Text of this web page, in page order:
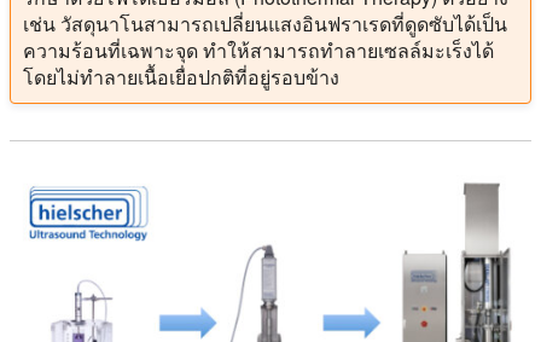
เช่น วัสดุนาโนสามารถเปลี่ยนแสงอินฟราเรดที่ดูดซับได้เป็น
ความร้อนที่เฉพาะจุด ทำให้สามารถทำลายเซลล์มะเร็งได้
โดยไม่ทำลายเนื้อเยื่อปกติที่อยู่รอบข้าง